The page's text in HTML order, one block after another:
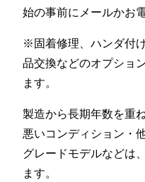
始の事前にメールかお
※固着修理、ハンダ付
品交換などのオプショ
ます。
製造から長期年数を重
悪いコンディション・
グレードモデルなどは
ます。